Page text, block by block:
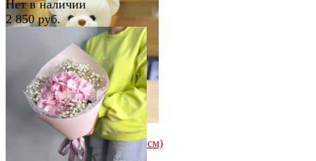
избранное сравнить
Мишутка с бантом белый (35см)
избранное сравнить
Нет в наличии
2 850 руб.